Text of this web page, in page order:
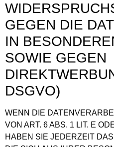
GEGEN DIE
IN
SOWIE GEGEN
DSGVO)
WENN DIE
VON ART. 6 ABS. 1 LIT. E
HABEN SIE JEDERZEIT